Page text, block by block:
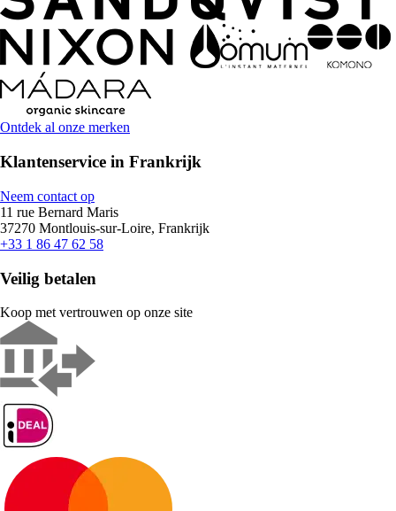
Ontdek al onze merken
Klantenservice in Frankrijk
Neem contact op
11 rue Bernard Maris
37270 Montlouis-sur-Loire, Frankrijk
+33 1 86 47 62 58
Veilig betalen
Koop met vertrouwen op onze site